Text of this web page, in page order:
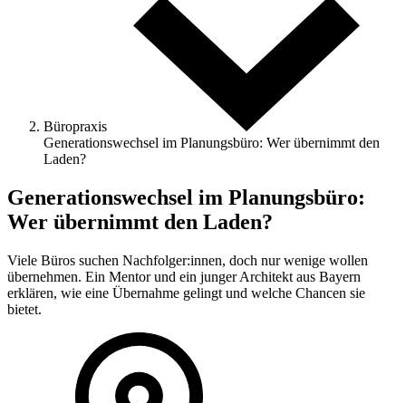
Büropraxis
Generationswechsel im Planungsbüro: Wer übernimmt den
Laden?
Generationswechsel im Planungsbüro:
Wer übernimmt den Laden?
Viele Büros suchen Nachfolger:innen, doch nur wenige wollen
übernehmen. Ein Mentor und ein junger Architekt aus Bayern
erklären, wie eine Übernahme gelingt und welche Chancen sie
bietet.